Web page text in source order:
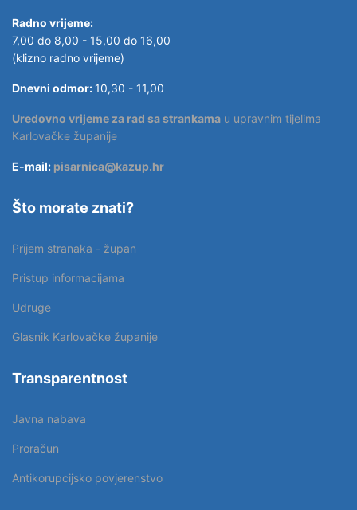
Radno vrijeme:
7,00 do 8,00 - 15,00 do 16,00
(klizno radno vrijeme)
Dnevni odmor: 10,30 - 11,00
Uredovno vrijeme za rad sa strankama u upravnim tijelima
Karlovačke županije
E-mail: pisarnica@kazup.hr
Što morate znati?
Prijem stranaka - župan
Pristup informacijama
Udruge
Glasnik Karlovačke županije
Transparentnost
Javna nabava
Proračun
Antikorupcijsko povjerenstvo